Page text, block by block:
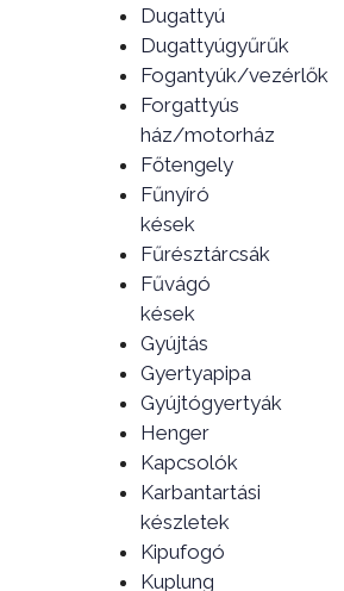
Dugattyú
Dugattyúgyűrűk
Fogantyúk/vezérlők
Forgattyús
ház/motorház
Főtengely
Fűnyíró
kések
Fűrésztárcsák
Fűvágó
kések
Gyújtás
Gyertyapipa
Gyújtógyertyák
Henger
Kapcsolók
Karbantartási
készletek
Kipufogó
Kuplung